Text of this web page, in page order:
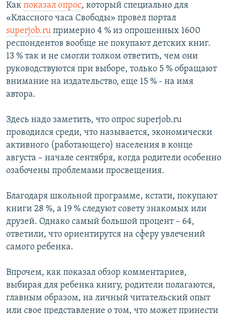
Как показал опрос, который специально для
«Классного часа Свободы» провел портал
superjob.ru примерно 4 % из опрошенных 1600
респондентов вообще не покупают детских книг.
13 % так и не смогли толком ответить, чем они
руководствуются при выборе, только 5 % обращают
внимание на издательство, еще 15 % - на имя
автора.
Здесь надо заметить, что опрос superjob.ru
проводился среди, что называется, экономически
активного (работающего) населения в конце
августа – начале сентября, когда родители особенно
озабочены проблемами просвещения.
Благодаря школьной программе, кстати, покупают
книги 28 %, а 19 % следуют совету знакомых или
друзей. Однако самый большой процент – 64,
ответили, что ориентирутся на сферу увлечений
самого ребенка.
Впрочем, как показал обзор комментариев,
выбирая для ребенка книгу, родители полагаются,
главным образом, на личный читательский опыт
или свое представление о том, что может принести